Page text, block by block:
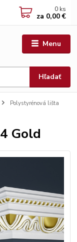
Menu
Hľadať
0 ks
za 0,00 €
Polystyrénová lišta
Gold